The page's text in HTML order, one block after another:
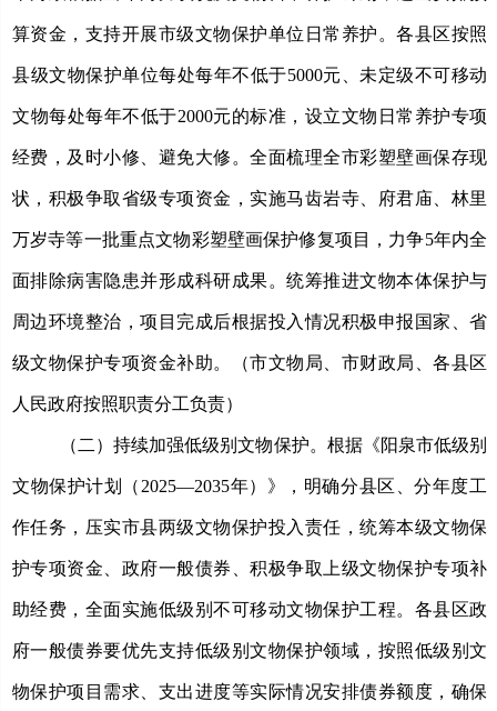
算资金，支持开展市级文物保护单位日常养护 。各县区按照
县级文物保护单位每处每年不低于5000元、未定级不可移动
文物每处每年不低于2000元的标准，设立文物日常养护专项
经费， 及时小修、避免大修。全面梳理全市彩塑壁画保存现
状，积极争取省级专项资金，实施马齿岩寺、府君庙、林里
万岁寺等一批重点文物彩塑壁画保护修复项目，力争5年内全
面排除病害隐患并形成科研成果。统筹推进文物本体保护与
周边环境整治，项目完成后根据投入情况积极申报国家、省
级文物保护专项资金补助。（市文物局、市财政局、各县区
人民政府按照职责分工负责）
（二）持续加强低级别文物保护。 根据《阳泉市低级别
文物保护计划 （ 2025—2035年）》，明确分县区、分年度工
作任务， 压实市县两级文物保护投入责任，统筹本级文物保
护专项资金、政府一般债券、积极争取上级文物保护专项补
助经费，全面实施低级别不可移动文物保护工程。各县区政
府一般债券要优先支持低级别文物保护领域 ， 按照低级别文
物保护项目需求、支出进度等实际情况安排债券额度 ， 确保